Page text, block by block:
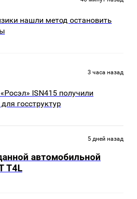
нашли метод остановить
3 часа назад
ISN415 получили
госструктур
5 дней назад
автомобильной
Т4L